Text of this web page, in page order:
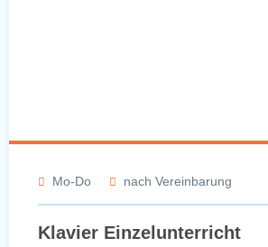
Mo-Do nach Vereinbarung
Klavier Einzelunterricht